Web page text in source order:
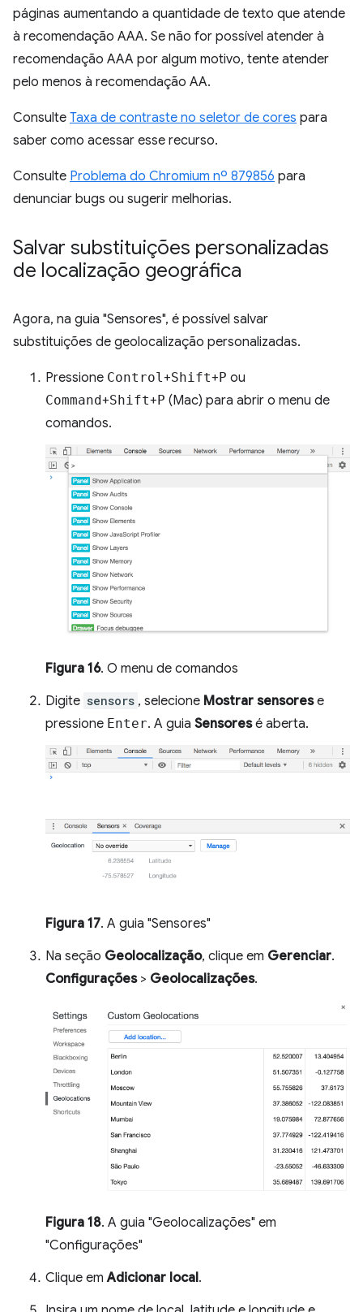
páginas aumentando a quantidade de texto que atende
à recomendação AAA. Se não for possível atender à
recomendação AAA por algum motivo, tente atender
pelo menos à recomendação AA.
Consulte Taxa de contraste no seletor de cores para
saber como acessar esse recurso.
Consulte Problema do Chromium nº 879856 para
denunciar bugs ou sugerir melhorias.
Salvar substituições personalizadas
de localização geográfica
Agora, na guia "Sensores", é possível salvar
substituições de geolocalização personalizadas.
Pressione Control +Shift+P ou
Command+Shift+P (Mac) para abrir o menu de
comandos.
Figura 16. O menu de comandos
Digite sensors , selecione Mostrar sensorese
pressione Enter. A guia Sensoresé aberta.
Figura 17. A guia "Sensores"
Na seção Geolocalização, clique em Gerenciar.
Configurações> Geolocalizações.
Figura 18. A guia "Geolocalizações" em
"Configurações"
Clique emAdicionar local.